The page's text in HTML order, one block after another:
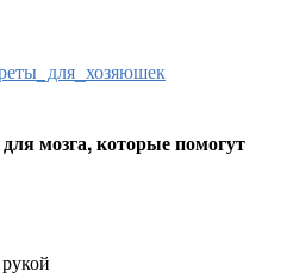
мозга, которые помогут